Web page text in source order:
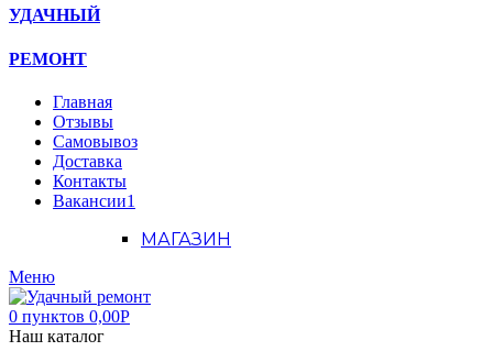
УДАЧНЫЙ
РЕМОНТ
Главная
Отзывы
Самовывоз
Доставка
Контакты
Вакансии1
МАГАЗИН
Меню
0 пунктов 0,00Р
Наш каталог